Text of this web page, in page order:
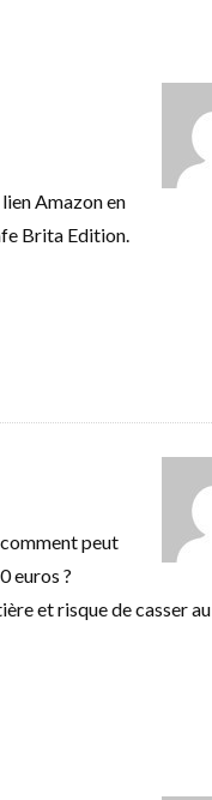
Amazon en
Brita Edition.
peut
euros ?
et risque de casser au